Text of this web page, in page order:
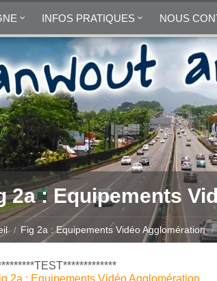
INFOS PRATIQUES NOUS
2a : Equipements
Fig 2a : Equipements Vidéo Agglomération
2a : Equipements Vidéo Agglomération